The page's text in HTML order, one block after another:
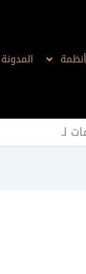
المدونة
لـ